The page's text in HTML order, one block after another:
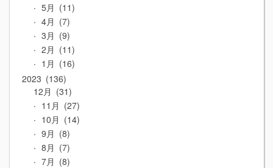
5月
11
4月
7
3月
9
2月
11
1月
16
2023
136
12月
31
11月
27
10月
14
9月
8
8月
7
7月
8